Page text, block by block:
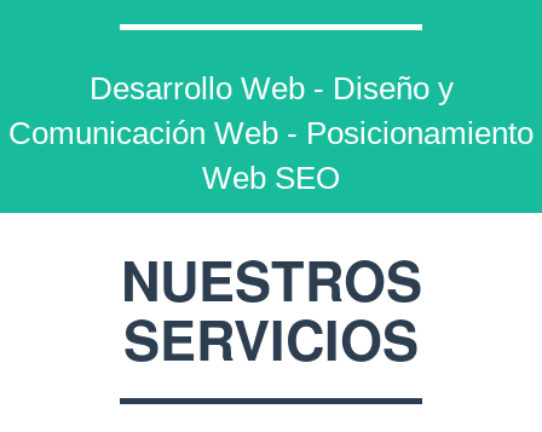
Desarrollo Web - Diseño y
Comunicación Web - Posicionamiento
Web SEO
NUESTROS
SERVICIOS